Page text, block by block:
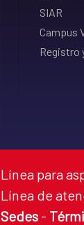
SIAR
Campus
Registro
Línea para
Línea de
Sedes -